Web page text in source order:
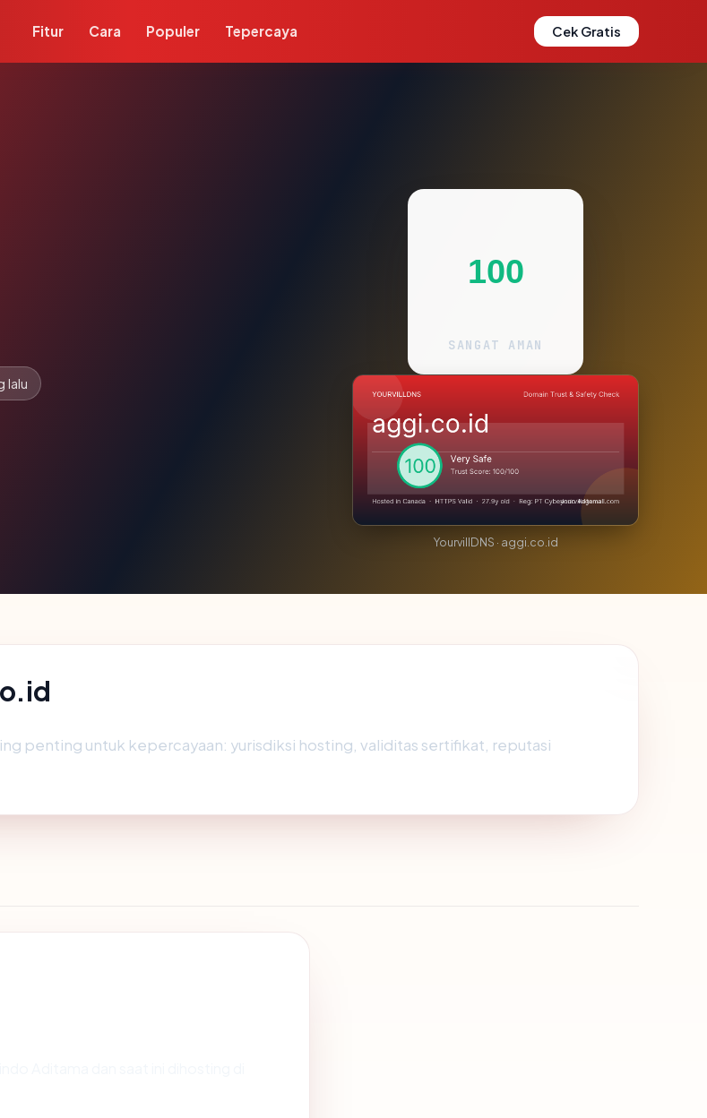
Fitur Cara Populer Tepercaya Cek Gratis
lalu
100
SANGAT AMAN
YourvillDNS · aggi.co.id
penting untuk kepercayaan: yurisdiksi hosting, validitas sertifikat, reputasi